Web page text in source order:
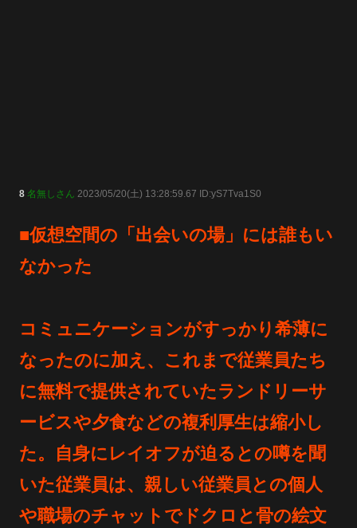
8 名無しさん 2023/05/20(土) 13:28:59.67 ID:yS7Tva1S0
■仮想空間の「出会いの場」には誰もい
なかった
コミュニケーションがすっかり希薄に
なったのに加え、これまで従業員たち
に無料で提供されていたランドリーサ
ービスや夕食などの複利厚生は縮小し
た。自身にレイオフが迫るとの噂を聞
いた従業員は、親しい従業員との個人
や職場のチャットでドクロと骨の絵文